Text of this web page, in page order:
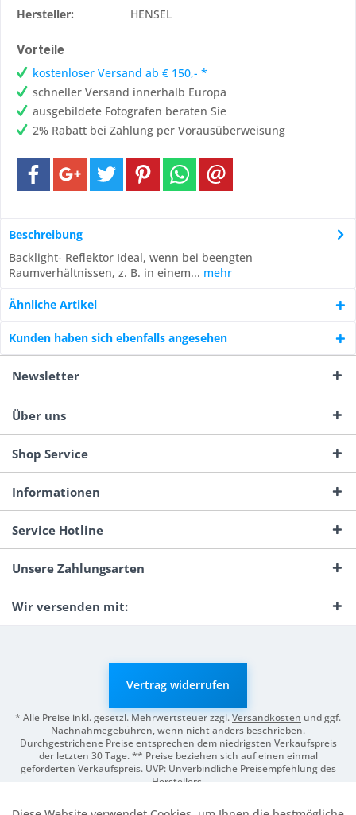
Hersteller:
HENSEL
Vorteile
kostenloser Versand ab € 150,- *
schneller Versand innerhalb Europa
ausgebildete Fotografen beraten Sie
2% Rabatt bei Zahlung per Vorausüberweisung
Beschreibung
Backlight- Reflektor Ideal, wenn bei beengten
Raumverhältnissen, z. B. in einem... mehr
Ähnliche Artikel
Kunden haben sich ebenfalls angesehen
Newsletter
Über uns
Shop Service
Informationen
Service Hotline
Unsere Zahlungsarten
Wir versenden mit:
Vertrag widerrufen
* Alle Preise inkl. gesetzl. Mehrwertsteuer zzgl.Versandkosten und ggf.
Nachnahmegebühren, wenn nicht anders beschrieben.
Durchgestrichene Preise entsprechen dem niedrigsten Verkaufspreis
der letzten 30 Tage. ** Preise beziehen sich auf einen einmal
geforderten Verkaufspreis. UVP: Unverbindliche Preisempfehlung des
Herstellers.